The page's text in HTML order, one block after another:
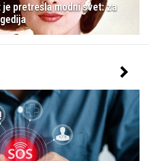
pretresla modni svet: za